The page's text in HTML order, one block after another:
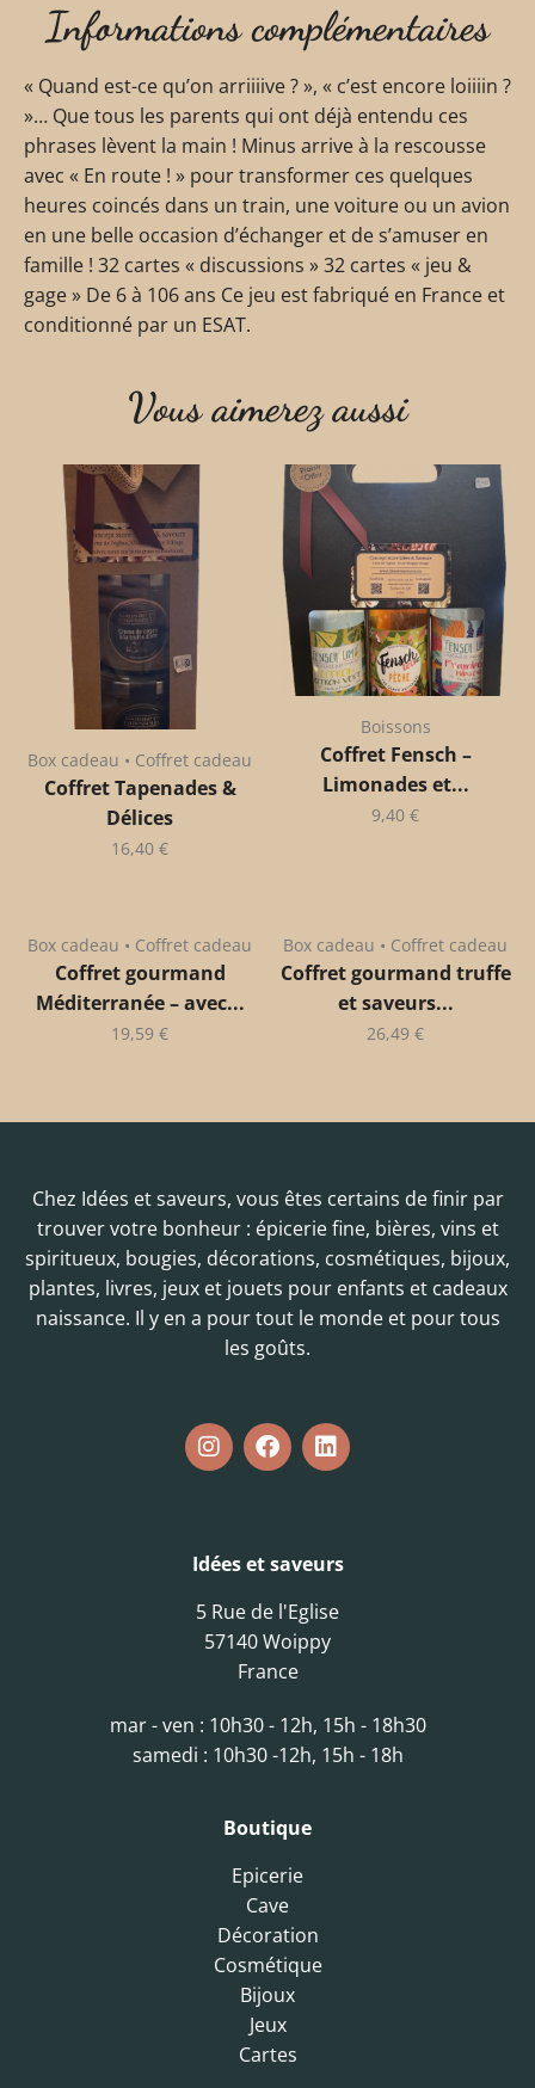
Informations complémentaires
« Quand est-ce qu’on arriiiive ? », « c’est encore loiiiin ?
»… Que tous les parents qui ont déjà entendu ces
phrases lèvent la main ! Minus arrive à la rescousse
avec « En route ! » pour transformer ces quelques
heures coincés dans un train, une voiture ou un avion
en une belle occasion d’échanger et de s’amuser en
famille ! 32 cartes « discussions » 32 cartes « jeu &
gage » De 6 à 106 ans Ce jeu est fabriqué en France et
conditionné par un ESAT.
Vous aimerez aussi
Box cadeau • Coffret cadeau
Coffret Tapenades &
Délices
16,40 €
Boissons
Coffret Fensch –
Limonades et...
9,40 €
Box cadeau • Coffret cadeau
Coffret gourmand
Méditerranée – avec...
19,59 €
Box cadeau • Coffret cadeau
Coffret gourmand truffe
et saveurs...
26,49 €
Chez Idées et saveurs, vous êtes certains de finir par
trouver votre bonheur : épicerie fine, bières, vins et
spiritueux, bougies, décorations, cosmétiques, bijoux,
plantes, livres, jeux et jouets pour enfants et cadeaux
naissance. Il y en a pour tout le monde et pour tous
les goûts.
Idées et saveurs
5 Rue de l'Eglise
57140 Woippy
France
mar - ven : 10h30 - 12h, 15h - 18h30
samedi : 10h30 -12h, 15h - 18h
Boutique
Epicerie
Cave
Décoration
Cosmétique
Bijoux
Jeux
Cartes